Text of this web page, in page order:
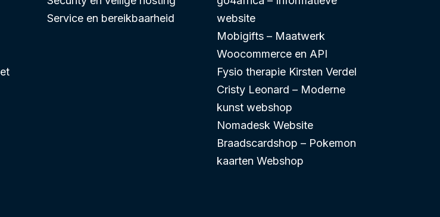
Service en bereikbaarheid
website
Mobigifts – Maatwerk
Woocommerce en API
Fysio therapie Kirsten Verdel
Cristy Leonard – Moderne
kunst webshop
Nomadesk Website
Braadscardshop – Pokemon
kaarten Webshop